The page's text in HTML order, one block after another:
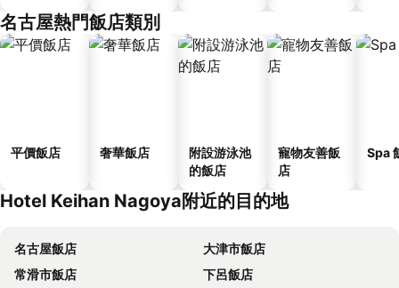
名古屋熱門飯店類別
平價飯店 奢華飯店
附設游泳池
的飯店
寵物友善飯
店
Spa
Hotel Keihan Nagoya附近的目的地
名古屋飯店
大津市飯店
常滑市飯店
下呂飯店